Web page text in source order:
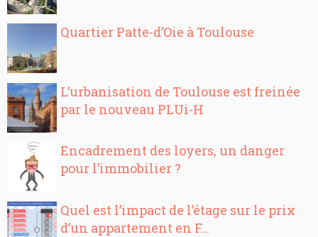
Quartier Patte-d’Oie à Toulouse
L’urbanisation de Toulouse est freinée
par le nouveau PLUi-H
Encadrement des loyers, un danger
pour l’immobilier ?
Quel est l’impact de l’étage sur le prix
d’un appartement en F...